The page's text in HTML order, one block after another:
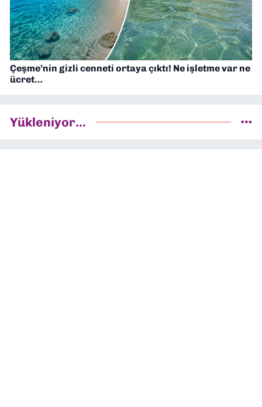
Çeşme’nin gizli cenneti ortaya çıktı! Ne işletme var ne
ücret…
Yükleniyor...